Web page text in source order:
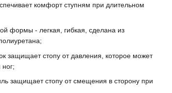
комфорт ступням при длительном
формы - легкая, гибкая, сделана из
защищает стопу от давления, которое может
защищает стопу от смещения в сторону при